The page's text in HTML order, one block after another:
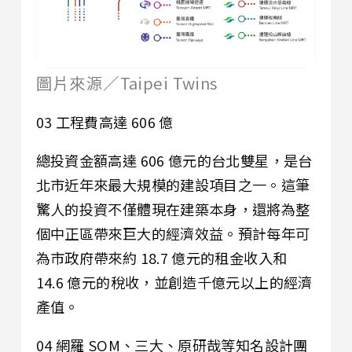
圖片來源／Taipei Twins
03 工程費高達 606 億
總投資金額高達 606 億元的台北雙星，是台
北市近年來最大規模的建設項目之一。這筆
驚人的投資不僅體現在建築本身，還將為整
個中正區帶來巨大的經濟效益。預計每年可
為市政府帶來約 18.7 億元的租金收入和
14.6 億元的稅收，並創造千億元以上的經濟
產值。
04 網羅 SOM、三大、原研哉等知名設計團